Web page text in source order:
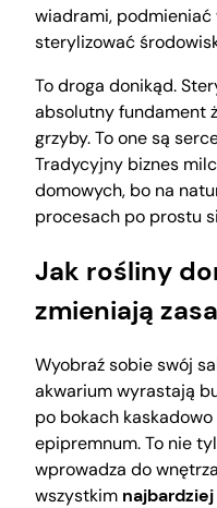
wiadrami,
sterylizować
To droga donikąd.
absolutny fundament
grzyby. To one są
Tradycyjny biznes
domowych, bo na
procesach po prostu
Jak rośliny
zmieniają
Wyobraź sobie swój
akwarium wyrastają
po bokach
epipremnum. To nie
wprowadza do
wszystkim